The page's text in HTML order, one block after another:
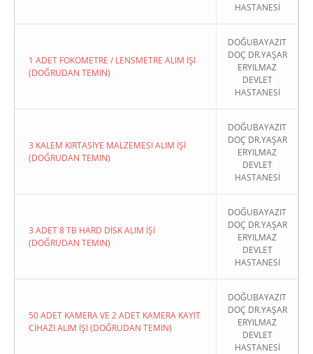
HASTANESİ
1 ADET FOKOMETRE / LENSMETRE ALIM İŞİ
(DOĞRUDAN TEMIN)
DOĞUBAYAZIT
DOÇ DR.YAŞAR
ERYILMAZ
DEVLET
HASTANESİ
3 KALEM KIRTASİYE MALZEMESİ ALIM İŞİ
(DOĞRUDAN TEMIN)
DOĞUBAYAZIT
DOÇ DR.YAŞAR
ERYILMAZ
DEVLET
HASTANESİ
3 ADET 8 TB HARD DİSK ALIM İŞİ
(DOĞRUDAN TEMIN)
DOĞUBAYAZIT
DOÇ DR.YAŞAR
ERYILMAZ
DEVLET
HASTANESİ
50 ADET KAMERA VE 2 ADET KAMERA KAYIT
CİHAZI ALIM İŞİ (DOĞRUDAN TEMIN)
DOĞUBAYAZIT
DOÇ DR.YAŞAR
ERYILMAZ
DEVLET
HASTANESİ